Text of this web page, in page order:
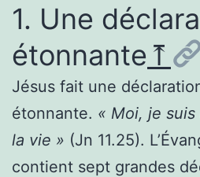
1. Une
étonnante ⤒
Jésus fait une
étonnante. « Moi, je
la vie » (Jn 11.25).
contient sept grandes